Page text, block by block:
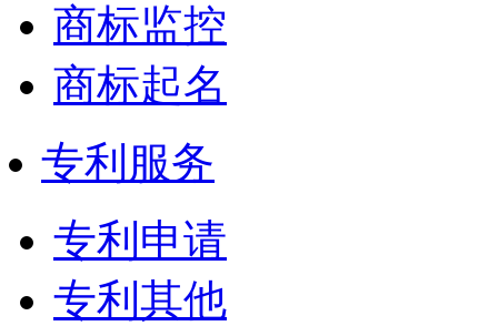
商标监控
商标起名
专利服务
专利申请
专利其他